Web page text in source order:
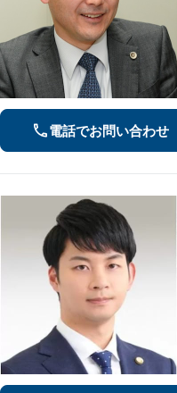
電話でお問い合わせ